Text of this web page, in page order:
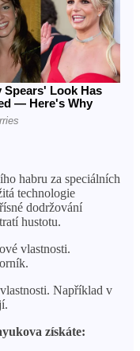
habru za speciálních
technologie
dodržování
hustotu.
vlastnosti.
Například v
získáte: